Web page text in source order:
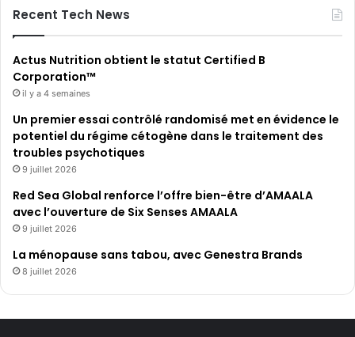
Recent Tech News
Actus Nutrition obtient le statut Certified B
Corporation™
il y a 4 semaines
Un premier essai contrôlé randomisé met en évidence le
potentiel du régime cétogène dans le traitement des
troubles psychotiques
9 juillet 2026
Red Sea Global renforce l’offre bien-être d’AMAALA
avec l’ouverture de Six Senses AMAALA
9 juillet 2026
La ménopause sans tabou, avec Genestra Brands
8 juillet 2026